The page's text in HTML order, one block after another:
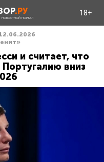
.РУ
ПОРТАЛ
18+
и считает, что
Португалию вниз